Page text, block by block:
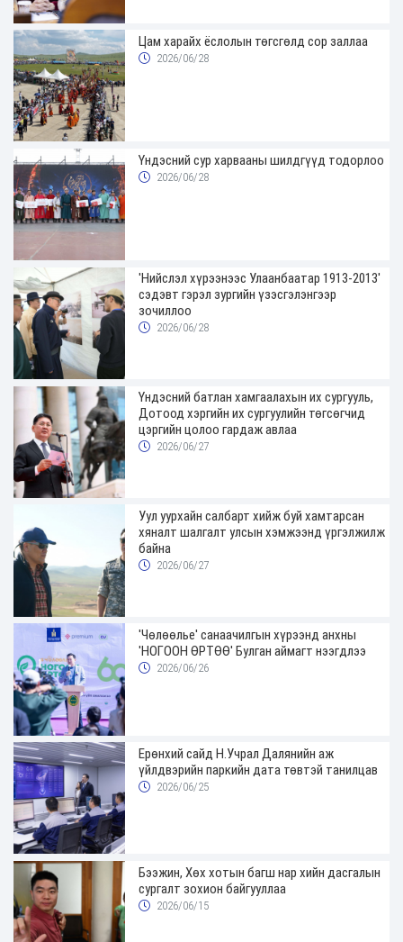
Цам харайх ёслолын төгсгөлд сор заллаа
2026/06/28
Үндэсний сур харвааны шилдгүүд тодорлоо
2026/06/28
'Нийслэл хүрээнээс Улаанбаатар 1913-2013'
сэдэвт гэрэл зургийн үзэсгэлэнгээр
зочиллоо
2026/06/28
Үндэсний батлан хамгаалахын их сургууль,
Дотоод хэргийн их сургуулийн төгсөгчид
цэргийн цолоо гардаж авлаа
2026/06/27
Уул уурхайн салбарт хийж буй хамтарсан
хяналт шалгалт улсын хэмжээнд үргэлжилж
байна
2026/06/27
'Чөлөөлье' санаачилгын хүрээнд анхны
'НОГООН ӨРТӨӨ' Булган аймагт нээгдлээ
2026/06/26
Ерөнхий сайд Н.Учрал Далянийн аж
үйлдвэрийн паркийн дата төвтэй танилцав
2026/06/25
Бээжин, Хөх хотын багш нар хийн дасгалын
сургалт зохион байгууллаа
2026/06/15